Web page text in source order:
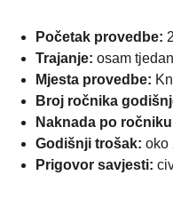
Početak provedbe:
Trajanje: osam
Mjesta provedbe:
Broj ročnika
Naknada po
Godišnji trošak: oko
Prigovor savjesti: